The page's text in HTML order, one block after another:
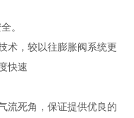
。
术，较以往膨胀阀系统更
快速
流死角，保证提供优良的